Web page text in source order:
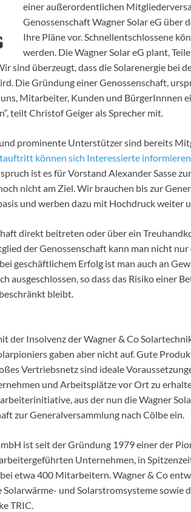
einer außerordentlichen
Genossenschaft Wagner Solar eG über
Ihre Pläne vor. Schnellentschlossene
werden. Die Wagner Solar eG plant,
sind überzeugt, dass die Solarenergie bei
Die Gründung einer Genossenschaft,
Mitarbeiter, Kunden und BürgerInnnen
teilt Christof Geiger als Sprecher mit.
prominente Unterstützer sind bereits
können sich Interessierte
ist es für Vorstand Alexander Sasse
nicht am Ziel. Wir brauchen bis zur
und werben dazu mit Hochdruck weiter
direkt beitreten oder über ein
der Genossenschaft kann man nicht
geschäftlichem Erfolg ist man auch an
ausgeschlossen, so dass das Risiko einer
bleibt.
der Insolvenz der Wagner & Co
gaben aber nicht auf. Gute
Vertriebsnetz sind ideale
und Arbeitsplätze vor Ort zu
aus der nun die Wagner
zur Generalversammlung nach Cölbe ein.
ist seit der Gründung 1979 einer der
Unternehmen, in
etwa 400 Mitarbeitern. Wagner & Co
und Solarstromsysteme sowie
TRIC.